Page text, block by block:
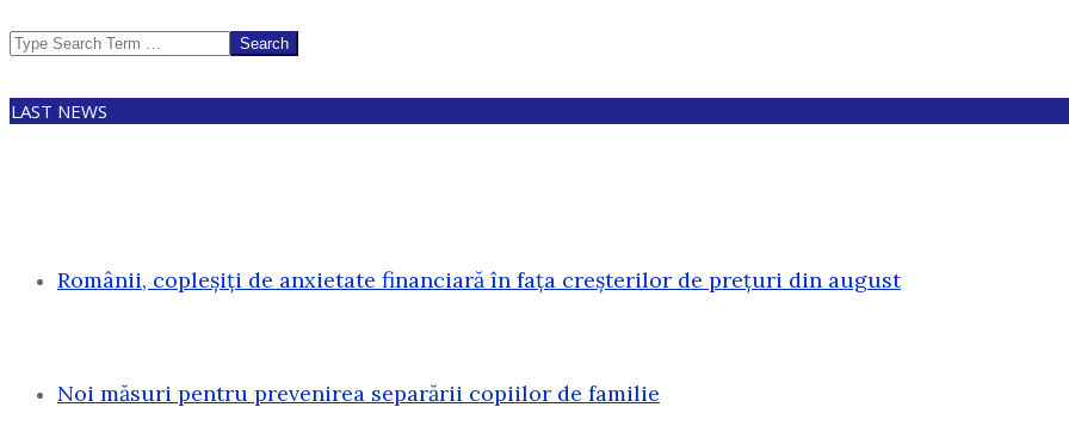
Search
LAST NEWS
Românii, copleșiți de anxietate financiară în fața creșterilor de prețuri din august
Noi măsuri pentru prevenirea separării copiilor de familie